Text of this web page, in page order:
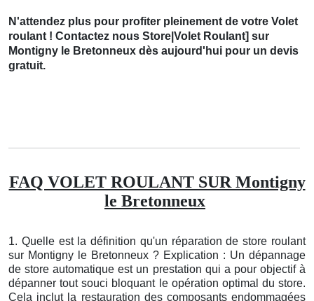
N'attendez plus pour profiter pleinement de votre Volet
roulant ! Contactez nous Store|Volet Roulant] sur
Montigny le Bretonneux dès aujourd'hui pour un devis
gratuit.
FAQ VOLET ROULANT SUR Montigny
le Bretonneux
1. Quelle est la définition qu'un réparation de store roulant
sur Montigny le Bretonneux ? Explication : Un dépannage
de store automatique est un prestation qui a pour objectif à
dépanner tout souci bloquant le opération optimal du store.
Cela inclut la restauration des composants endommagées